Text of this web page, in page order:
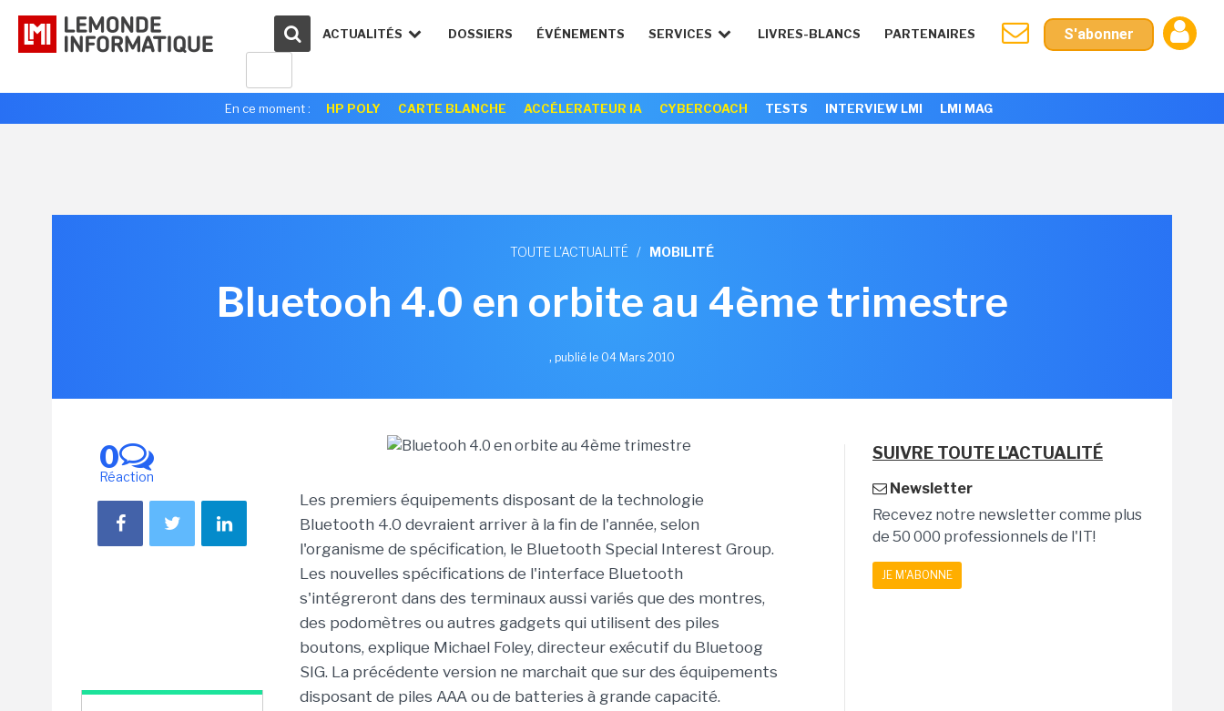
ACTUALITÉS DOSSIERS ÉVÉNEMENTS SERVICES LIVRES-BLANCS PARTENAIRES S'abonner
En ce moment : HP POLY CARTE BLANCHE ACCÉLERATEUR IA CYBERCOACH TESTS INTERVIEW LMI LMI MAG
TOUTE L'ACTUALITÉ / MOBILITÉ
Bluetooh 4.0 en orbite au 4ème trimestre
, publié le 04 Mars 2010
0
Réaction
Les premiers équipements disposant de la technologie
Bluetooth 4.0 devraient arriver à la fin de l'année, selon
l'organisme de spécification, le Bluetooth Special Interest Group.
Les nouvelles spécifications de l'interface Bluetooth
s'intégreront dans des terminaux aussi variés que des montres,
des podomètres ou autres gadgets qui utilisent des piles
boutons, explique Michael Foley, directeur exécutif du Bluetoog
SIG. La précédente version ne marchait que sur des équipements
disposant de piles AAA ou de batteries à grande capacité.
SUIVRE TOUTE L'ACTUALITÉ
Newsletter
Recevez notre newsletter comme plus
de 50 000 professionnels de l'IT!
JE M'ABONNE